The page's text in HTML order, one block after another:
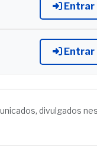
Entrar
Entrar
divulgados